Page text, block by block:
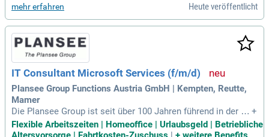
nachhaltiger denn je. Werde Teil unseres dynamischen Tea
ms und bringe deine Leidenschaft für Technik ein! Deine Ha
uptaufgaben umfassen die eigenverantwortliche Planung un
d Umsetzung spannender Projekte in der Technischen Gebä
udeausrüstung. Koordiniere und leite das Projektteam durch
den gesamten Planungsprozess, um innovative Lösungen zu
realisieren.
mehr erfahren Heute veröffentlicht
IT Consultant Microsoft Services (f/m/d)
Plansee Group Functions Austria GmbH | Kempten, Reutte,
Mamer
Die Plansee Group ist seit über 100 Jahren führend in der H
erstellung von Produkten aus Wolfram und Molybdän. Mit ei
nem Team von 11.000 engagierten Mitarbeiter:innen weltwei
+
Flexible Arbeitszeiten | Homeoffice | Urlaubsgeld | Betriebliche